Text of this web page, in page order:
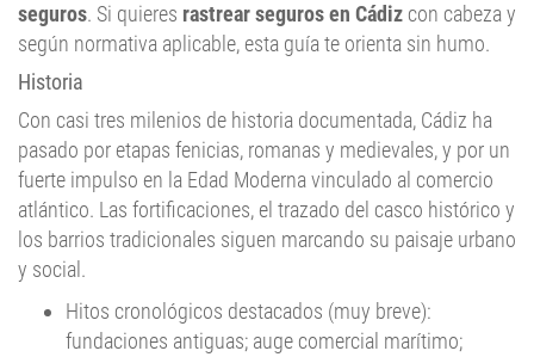
seguros. Si quieres rastrear seguros en Cádiz con cabeza y
según normativa aplicable, esta guía te orienta sin humo.
Historia
Con casi tres milenios de historia documentada, Cádiz ha
pasado por etapas fenicias, romanas y medievales, y por un
fuerte impulso en la Edad Moderna vinculado al comercio
atlántico. Las fortificaciones, el trazado del casco histórico y
los barrios tradicionales siguen marcando su paisaje urbano
y social.
Hitos cronológicos destacados (muy breve):
fundaciones antiguas; auge comercial marítimo;